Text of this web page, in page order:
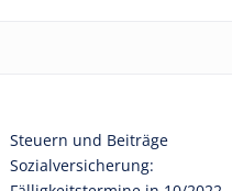
Steuern und Beiträge
Sozialversicherung: